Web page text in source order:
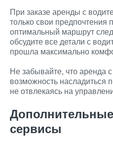
При заказе аренды с
только свои предпочтения
оптимальный маршрут
обсудите все детали с
прошла максимально
Не забывайте, что аренда
возможность насладиться
не отвлекаясь на
сервисы